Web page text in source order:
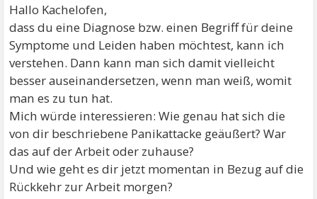
Hallo Kachelofen,
dass du eine Diagnose bzw. einen Begriff für deine
Symptome und Leiden haben möchtest, kann ich
verstehen. Dann kann man sich damit vielleicht
besser auseinandersetzen, wenn man weiß, womit
man es zu tun hat.
Mich würde interessieren: Wie genau hat sich die
von dir beschriebene Panikattacke geäußert? War
das auf der Arbeit oder zuhause?
Und wie geht es dir jetzt momentan in Bezug auf die
Rückkehr zur Arbeit morgen?